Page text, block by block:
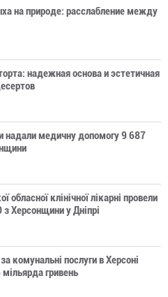
на природе: расслабление между
надежная основа и эстетичная
надали медичну допомогу 9 687
обласної клінічної лікарні провели
Херсонщини у Дніпрі
комунальні послуги в Херсоні
гривень